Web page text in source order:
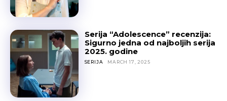
Serija “Adolescence” recenzija:
Sigurno jedna od najboljih serija
2025. godine
SERIJA MARCH 17, 2025